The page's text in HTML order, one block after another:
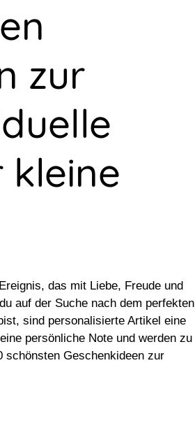
zur
kleine
das mit Liebe, Freude und
auf der Suche nach dem perfekten
sind personalisierte Artikel eine
persönliche Note und werden zu
schönsten Geschenkideen zur